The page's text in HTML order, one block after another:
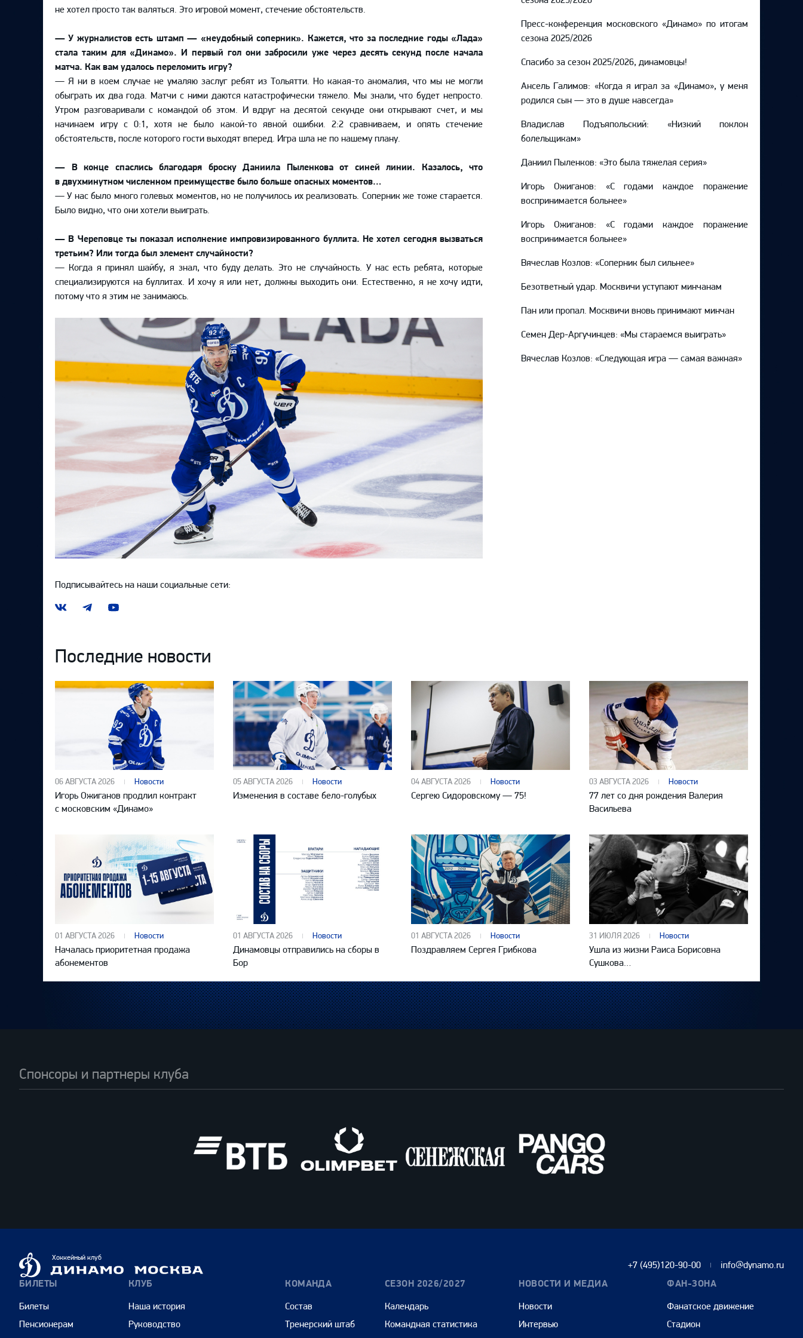
Локомотив
Шанхайские Драконы
Амур
Салават Юлаев
не хотел просто так валяться. Это игровой момент, стечение обстоятельств.
— У журналистов есть штамп — «неудобный соперник». Кажется, что за последние годы «Лада»
стала таким для «Динамо». И первый гол они забросили уже через десять секунд после начала
матча. Как вам удалось переломить игру?
— Я ни в коем случае не умаляю заслуг ребят из Тольятти. Но какая-то аномалия, что мы не могли
обыграть их два года. Матчи с ними даются катастрофически тяжело. Мы знали, что будет непросто.
Утром разговаривали с командой об этом. И вдруг на десятой секунде они открывают счет, и мы
начинаем игру с 0:1, хотя не было какой-то явной ошибки. 2:2 сравниваем, и опять стечение
обстоятельств, после которого гости выходят вперед. Игра шла не по нашему плану.
— В конце спаслись благодаря броску Даниила Пыленкова от синей линии. Казалось, что
в двухминутном численном преимуществе было больше опасных моментов…
— У нас было много голевых моментов, но не получилось их реализовать. Соперник же тоже старается.
Было видно, что они хотели выиграть.
— В Череповце ты показал исполнение импровизированного буллита. Не хотел сегодня вызваться
третьим? Или тогда был элемент случайности?
— Когда я принял шайбу, я знал, что буду делать. Это не случайность. У нас есть ребята, которые
специализируются на буллитах. И хочу я или нет, должны выходить они. Естественно, я не хочу идти,
потому что я этим не занимаюсь.
Подписывайтесь на наши социальные сети:
Наша
Наш
Наш
Пресс-конференция московского «Динамо» по итогам
сезона 2025/2026
Спасибо за сезон 2025/2026, динамовцы!
Ансель Галимов: «Когда я играл за «Динамо», у меня
родился сын — это в душе навсегда»
Владислав Подъяпольский: «Низкий поклон
болельщикам»
Даниил Пыленков: «Это была тяжелая серия»
Игорь Ожиганов: «С годами каждое поражение
воспринимается больнее»
Игорь Ожиганов: «С годами каждое поражение
воспринимается больнее»
Вячеслав Козлов: «Соперник был сильнее»
Безответный удар. Москвичи уступают минчанам
Пан или пропал. Москвичи вновь принимают минчан
Семен Дер-Аргучинцев: «Мы стараемся выиграть»
Вячеслав Козлов: «Следующая игра — самая важная»
Последние новости
06 АВГУСТА 2026 Новости
Игорь Ожиганов продлил контракт
с московским «Динамо»
05 АВГУСТА 2026 Новости
Изменения в составе бело-голубых
04 АВГУСТА 2026 Новости
Сергею Сидоровскому — 75!
03 АВГУСТА 2026 Новости
77 лет со дня рождения Валерия
Васильева
01 АВГУСТА 2026 Новости
Началась приоритетная продажа
абонементов
01 АВГУСТА 2026 Новости
Динамовцы отправились на сборы в
Бор
01 АВГУСТА 2026 Новости
Поздравляем Сергея Грибкова
31 ИЮЛЯ 2026 Новости
Ушла из жизни Раиса Борисовна
Сушкова…
Спонсоры и партнеры клуба
Динамо
Москва
Хоккейный клуб
+7 (495)120-90-00 info@dynamo.ru
БИЛЕТЫ
Билеты
Пенсионерам
КЛУБ
Наша история
Руководство
КОМАНДА
Состав
Тренерский штаб
СЕЗОН 2026/2027
Календарь
Командная статистика
НОВОСТИ И МЕДИА
Новости
Интервью
ФАН-ЗОНА
Фанатское движение
Стадион